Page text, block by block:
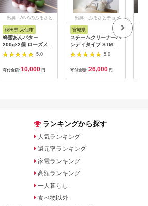
出典：ANAのふるさと
秋田県 大仙市
蜂蜜あんバター
200g×2個 ローズメイ
[あんバター はちみ
つ 発酵バター あん
こ 水あめ不使用 秋
田県 大仙市]
5.0
寄付金額: 10,000 円
出典：ふるさとチョイ
宮城県
スチームクリーナーハ
ンディタイプ STM-
305R-C アイボリー
アイリスオーヤマ
【1550643】
5.0
寄付金額: 26,000 円
ランキングから探す
人気ランキング
還元率ランキング
家電ランキング
高額ランキング
一人暮らし
食べ物以外